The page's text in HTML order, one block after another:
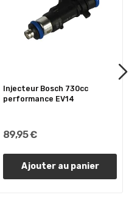
Injecteur Bosch 730cc
performance EV14
89,95 €
Ajouter au panier